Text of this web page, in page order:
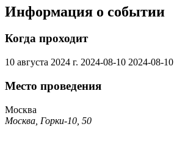
Информация о событии
Когда проходит
10 августа 2024 г. 2024-08-10 2024-08-10
Место проведения
Москва
Москва, Горки-10, 50